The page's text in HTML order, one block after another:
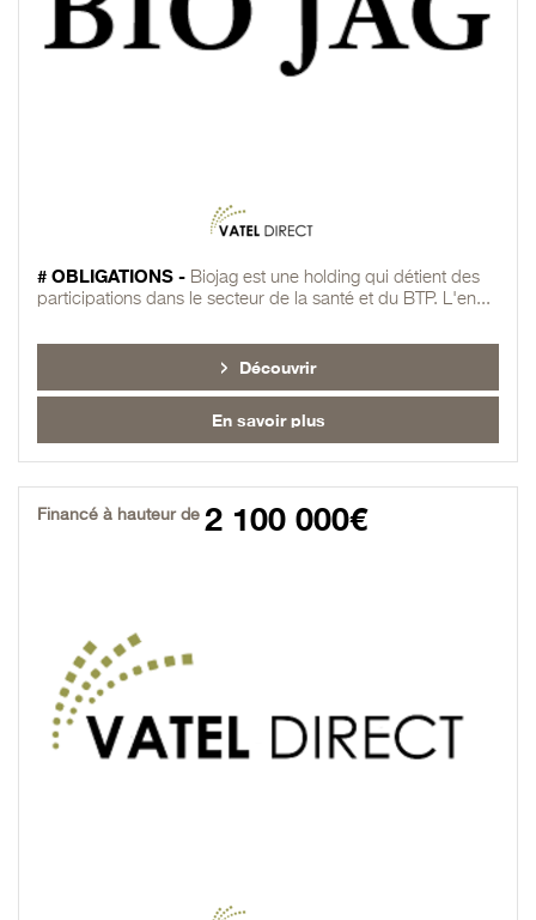
# OBLIGATIONS - Biojag est une holding qui détient des
participations dans le secteur de la santé et du BTP. L'en...
Découvrir
En savoir plus
Financé à hauteur de 2 100 000€